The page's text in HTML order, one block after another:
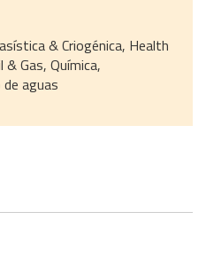
& Criogénica, Health
& Gas, Química,
aguas